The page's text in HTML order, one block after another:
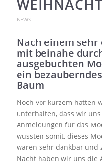
NEWS
Nach einem
mit beinahe
ausgebuchten
ein
Baum
Noch vor kurzem hatten
unterhalten, dass wir
Anmeldungen für das
wussten somit, dieses
waren sehr dankbar und
Nacht haben wir uns die